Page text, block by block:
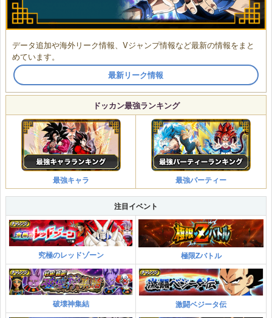
データ追加や海外リーク情報、Vジャンプ情報など最新の情報をまと
めています。
最新リーク情報
ドッカン最強ランキング
最強キャラ 最強パーティー
注目イベント
究極のレッドゾーン 極限Zバトル
破壊神集結 激闘ベジータ伝